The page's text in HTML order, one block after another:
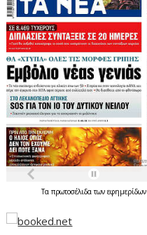
Ταπρωτοσέλιδατωνεφημερίδων